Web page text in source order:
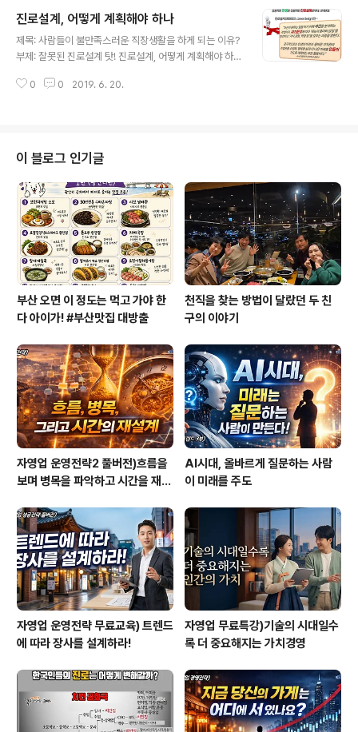
이런 꿈을 찾기도 쉽지 않다고 호소하는 청년들이 있다. 그
래서 헛된 꿈이라도 품고 있는 친구들을 보면 부러운 마음
마저 든다고 한다. 그런데 그런 학생들의 꿈을 들어보면 제
고 싶다든지, 공무원이 되고 싶다든지, 정치인이 되고 싶다
진로설계, 어떻게 계획해야 하나
제목: 사람들이 불만족스러운 직장생활을 하게 되는 이유?
부제: 잘못된 진로설계 탓! 진로설계, 어떻게 계획해야 하나
설계가 잘되어 있어야 한다. 그런데 ‘진로설계’란 무엇일까.
일을 하기 위해 자신을 분석하는 작업이다. 자기분석에 따
라 ‘재능과 흥미, 강점’을 발견하고 ‘지식, 경험, 역량 등’을
갖추는 과정을 말한다. 궁극적으로는 인생의 비전과 올바
른 가치관과 직업관을 수립해, 행복한 삶과 더 나은 미래를
만들어 가도록 계획하는 모든 활동이다.’ 생 각 해 보 기 내
가 생각하..
0 0 2019. 6. 20.
이 블로그 인기글
부산 오면 이 정도는 먹고 가야 한
다 아이가! #부산맛집 대방출
천직을 찾는 방법이 달랐던 두 친
구의 이야기
자영업 운영전략2 풀버전)흐름을
보며 병목을 파악하고 시간을 재설
AI시대, 올바르게 질문하는 사람
이 미래를 주도
자영업 운영전략 무료교육) 트렌드
에 따라 장사를 설계하라!
자영업 무료특강)기술의 시대일수
록 더 중요해지는 가치경영